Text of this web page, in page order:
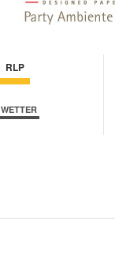
RLP
WETTER